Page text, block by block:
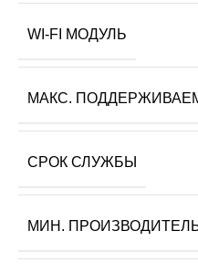
WI-FI МОДУЛЬ
МАКС.
СРОК СЛУЖБЫ
МИН.